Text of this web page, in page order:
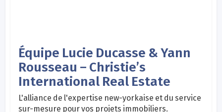
Équipe Lucie Ducasse & Yann
Rousseau – Christie’s
International Real Estate
L'alliance de l'expertise new-yorkaise et du service
sur-mesure pour vos projets immobiliers.